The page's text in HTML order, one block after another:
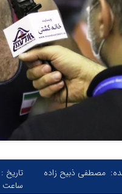
مصطفی ذبیح زاده تاریخ :
ساعت